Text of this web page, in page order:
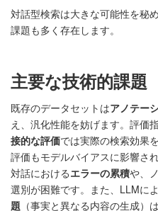
対話型検索は大きな可能性を秘
課題も多く存在します。
主要な技術的課題
既存のデータセットはアノテー
え、汎化性能を妨げます。評価指
接的な評価では実際の検索効果
評価もモデルバイアスに影響さ
対話におけるエラーの累積や、
選別が困難です。また、LLMに
題 （事実と異なる内容の生成）